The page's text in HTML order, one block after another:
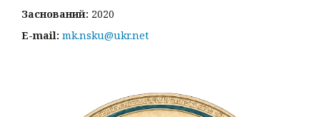
Заснований: 2020
E-mail: mk.nsku@ukr.net